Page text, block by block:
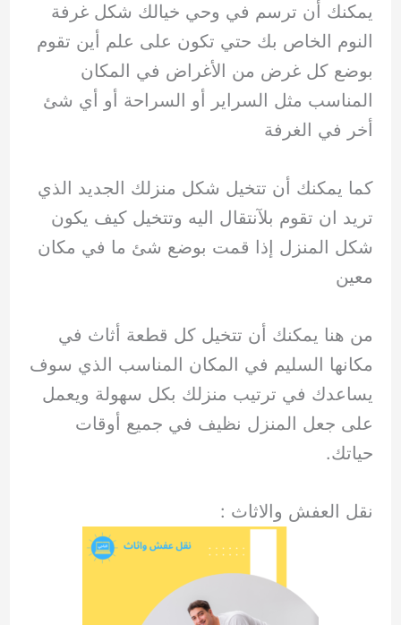
يمكنك أن ترسم في وحي خيالك شكل غرفة
النوم الخاص بك حتي تكون على علم أين تقوم
بوضع كل غرض من الأغراض في المكان
المناسب مثل السراير أو السراحة أو أي شئ
أخر في الغرفة
كما يمكنك أن تتخيل شكل منزلك الجديد الذي
تريد ان تقوم بلآنتقال اليه وتتخيل كيف يكون
شكل المنزل إذا قمت بوضع شئ ما في مكان
معين
من هنا يمكنك أن تتخيل كل قطعة أثاث في
مكانها السليم في المكان المناسب الذي سوف
يساعدك في ترتيب منزلك بكل سهولة ويعمل
على جعل المنزل نظيف في جميع أوقات
حياتك.
نقل العفش والاثاث :